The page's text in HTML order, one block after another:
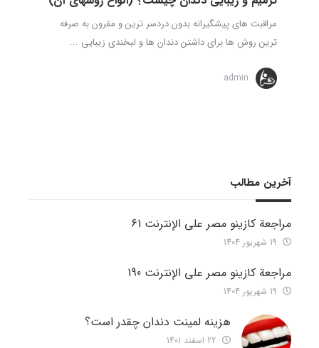
مراقبت های پیشگیرانه بدون دردسر ترین و مقرون به صرفه
ترین روش ها برای داشتن دندان ها و لبخندی زیبایی ...
admin
آخرین مطالب
مراجعة كازينو مصر على الإنترنت 61
مراجعة كازينو مصر على الإنترنت 190
هزینه لمینت دندان چقدر است؟